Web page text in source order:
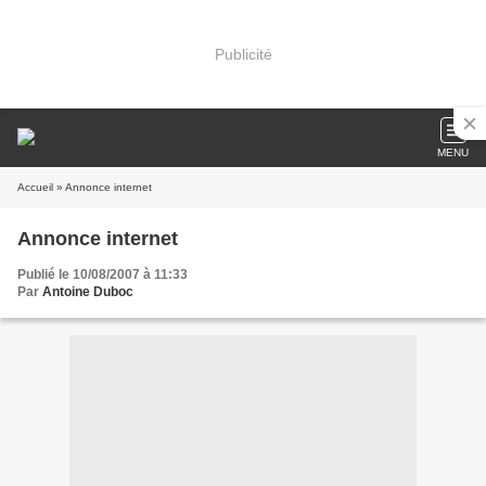
Publicité
MENU
Accueil » Annonce internet
Annonce internet
Publié le 10/08/2007 à 11:33
Par Antoine Duboc